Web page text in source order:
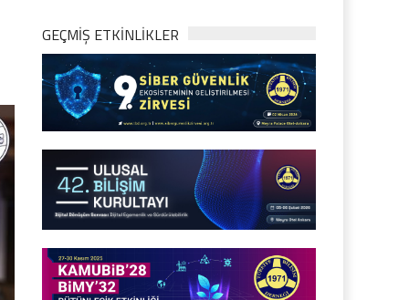
GEÇMİŞ ETKİNLİKLER